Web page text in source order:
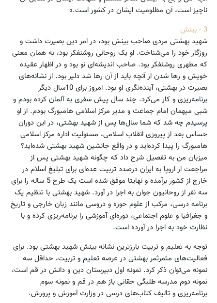
ناچیز است، آن مظلومیت ایشان در کشور است.»
3 - بینش
شهید بهشتی مردی صاحب‌ بینش بود، در امر دین بصیرت داشت و
روزگار خود را می‌شناخت. او یک روحانی روشنفکر بود، به همان معنی
که مطهری روشنفکر بود. صاحب اندیشه‌ای نو بود و در اظهار عقیده
خویش و رها شدن از آنچه باید از آن رها شد دلیر بود. از نشانه‌های
بصیرت در بهشتی، آینده‌نگری او بود. امروز برای 10سال دیگر
برنامه‌ریزی و کار می‌کرد. چند سال پیش سفری به آلمان کرده بودم و
شبی میهمان امام جماعت و مدیر مرکز اسلامی هامبورگ بودم. از او
پرسیدم چه شد که شما سال‌ها پس از شهید بهشتی، در این دوران
حساس بعد از پیروزی انقلاب اسلامی، مسئولیت اداره مرکز اسلامی
هامبورگ را پیدا کرده‌اید و در واقع جانشین شهید بهشتی شده‌اید؟
میزبان من به تفصیل شرح داد که چگونه شهید بهشتی پس از
مراجعت از اروپا به ایران درصدد تربیت عده‌ای برای تبلیغ اسلام در
خارج از کشور برآمده و نهایتا موفق شده است یک طرح 5 ساله را برای
سه نفر از روحانیون جوان به اجرا در آورد. شهید بهشتی با تنظیم یک
برنامه درسی، مرکب از علوم حوزه‌ و دروسی مانند زبان خارجی و تاریخ
و جغرافیا و علوم اجتماعی، دوره‌ای آموزشی را برنامه‌ریزی کرده و با
نظارت خود به اجرا در آورده است.
توجه به تعلیم و تربیت بارزترین نشانه بینش شهید بهشتی بود. برای
فعالیت‌های مثمر‌ثمر بهشتی در عرصه تعلیم و تربیت، حداقل سه
نمونه می‌توان ذکر کرد. نمونه اول دبیرستان دین و دانش در قم است،
نمونه دوم مدرسه طلبگی حقانی باز هم در قم و نمونه سوم
برنامه‌ریزی و تالیف کتاب‌های درسی در وزارت آموزش و پرورش.